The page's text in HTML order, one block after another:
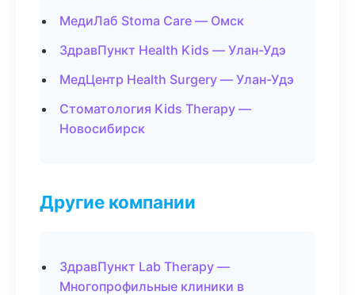
МедиЛаб Stoma Care — Омск
ЗдравПункт Health Kids — Улан-Удэ
МедЦентр Health Surgery — Улан-Удэ
Стоматология Kids Therapy —
Новосибирск
Другие компании
ЗдравПункт Lab Therapy —
Многопрофильные клиники в